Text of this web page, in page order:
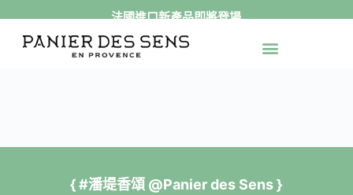
跳
至
法國進口新產品即將登場
{ #潘堤香頌 @Panier des Sens }